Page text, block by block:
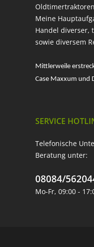
Meine
Handel diverser,
sowie diversem
Mittlerweile
Case Maxxum und
SERVICE
Telefonische
Beratung unter:
08084/
Mo-Fr, 09:00 -